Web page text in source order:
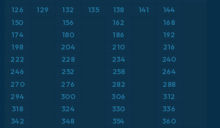
ギリシャ
スイス
スカンジナビア
スペイン
トルコ
気温（2m）
気温（850hPa）
積雪深
突風
突風（最大）
126 129 132 135 138 141
144
150
156 162
168
174
180 186
192
198
204 210 216
222 228 234 240
246 252 258
264
270
276 282
288
294
300 306
312
318
324 330 336
342 348 354 360